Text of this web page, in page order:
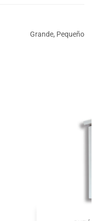
Grande, Pequeño